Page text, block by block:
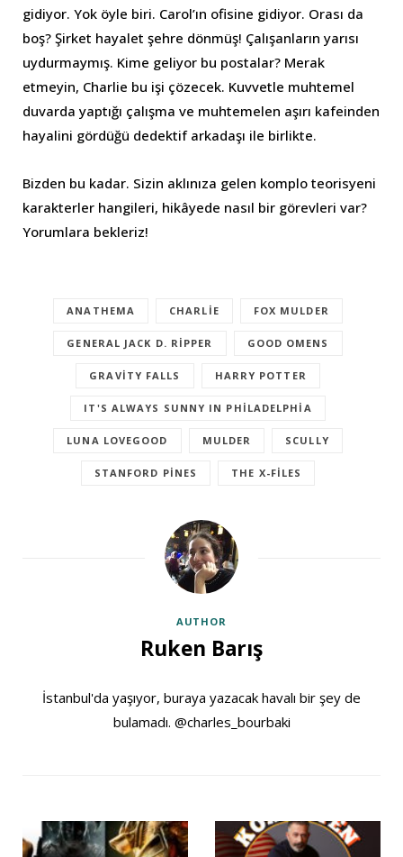
gidiyor. Yok öyle biri. Carol’ın ofisine gidiyor. Orası da
boş? Şirket hayalet şehre dönmüş! Çalışanların yarısı
uydurmaymış. Kime geliyor bu postalar? Merak
etmeyin, Charlie bu işi çözecek. Kuvvetle muhtemel
duvarda yaptığı çalışma ve muhtemelen aşırı kafeinden
hayalini gördüğü dedektif arkadaşı ile birlikte.
Bizden bu kadar. Sizin aklınıza gelen komplo teorisyeni
karakterler hangileri, hikâyede nasıl bir görevleri var?
Yorumlara bekleriz!
ANATHEMA CHARLIE FOX MULDER
GENERAL JACK D. RIPPER GOOD OMENS
GRAVITY FALLS HARRY POTTER
IT'S ALWAYS SUNNY IN PHILADELPHIA
LUNA LOVEGOOD MULDER SCULLY
STANFORD PINES THE X-FILES
AUTHOR
Ruken Barış
İstanbul'da yaşıyor, buraya yazacak havalı bir şey de
bulamadı. @charles_bourbaki